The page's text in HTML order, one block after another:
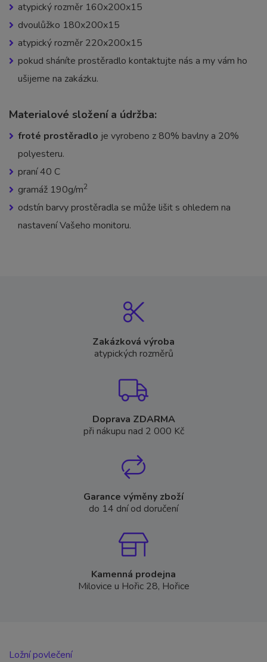
atypický rozměr 160x200x15
dvoulůžko 180x200x15
atypický rozměr 220x200x15
pokud sháníte prostěradlo kontaktujte nás a my vám ho
ušijeme na zakázku.
Materialové složení a údržba:
froté prostěradlo je vyrobeno z 80% bavlny a 20%
polyesteru.
praní 40 C
gramáž 190g/m2
odstín barvy prostěradla se může lišit s ohledem na
nastavení Vašeho monitoru.
Zakázková výroba
atypických rozměrů
Doprava ZDARMA
při nákupu nad 2 000 Kč
Garance výměny zboží
do 14 dní od doručení
Kamenná prodejna
Milovice u Hořic 28, Hořice
Ložní povlečení